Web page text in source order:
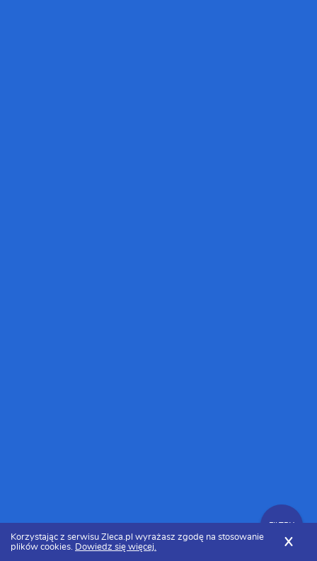
FILTRY
Korzystając z serwisu Zleca.pl wyrażasz zgodę na stosowanie
plików cookies. Dowiedz się więcej. X